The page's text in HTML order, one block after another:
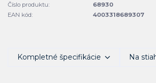
Číslo produktu:
68930
EAN kód:
4003318689307
Kompletné špecifikácie Na